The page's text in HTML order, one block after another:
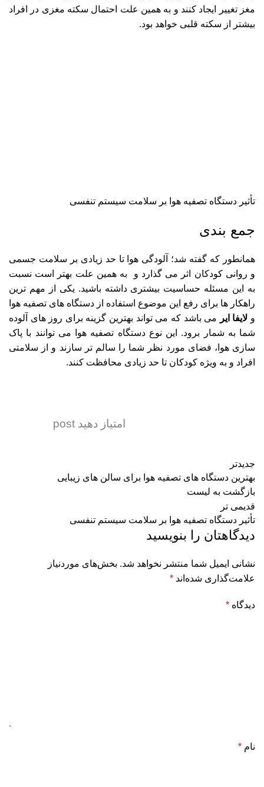
مغز تغییر ایجاد کنند و به همین علت احتمال سکته مغزی در افراد
بیشتر از سکته قلبی خواهد بود.
تأثیر دستگاه تصفیه هوا بر سلامت سیستم تنفسی
جمع بندی
همانطور که گفته شد؛ آلودگی هوا تا حد زیادی بر سلامت جسمی
و روانی کودکان اثر می گذارد و به همین علت بهتر است نسبت
به این مسئله حساسیت بیشتری داشته باشید. یکی از مهم ترین
راهکار ها برای رفع این موضوع استفاده از دستگاه های تصفیه هوا
و لایفا ایر
می باشد که می تواند بهترین گزینه برای روز های آلوده
شما به شمار برود. این نوعدستگاه تصفیه هوا
می توانند با پاک
سازی هوا، فضای مورد نظر شما را سالم تر سازند و از سلامتی
افراد و به ویژه کودکان تا حد زیادی محافظت کنند.
امتیاز دهید post
جدیدتر
بهترین دستگاه ‌های تصفیه هوا برای سالن های زیبایی
بازگشت به لیست
قدیمی تر
تأثیر دستگاه تصفیه هوا بر سلامت سیستم تنفسی
دیدگاهتان را بنویسید
نشانی ایمیل شما منتشر نخواهد شد. بخش‌های موردنیاز
علامت‌گذاری شده‌اند *
دیدگاه *
نام *